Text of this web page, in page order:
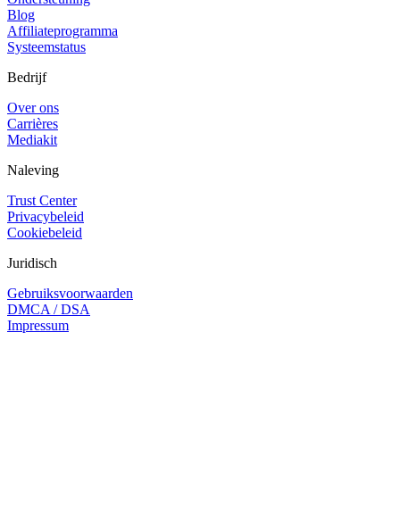
Blog
Affiliateprogramma
Systeemstatus
Bedrijf
Over ons
Carrières
Mediakit
Naleving
Trust Center
Privacybeleid
Cookiebeleid
Juridisch
Gebruiksvoorwaarden
DMCA / DSA
Impressum